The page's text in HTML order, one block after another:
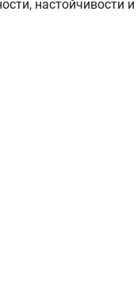
настойчивости и